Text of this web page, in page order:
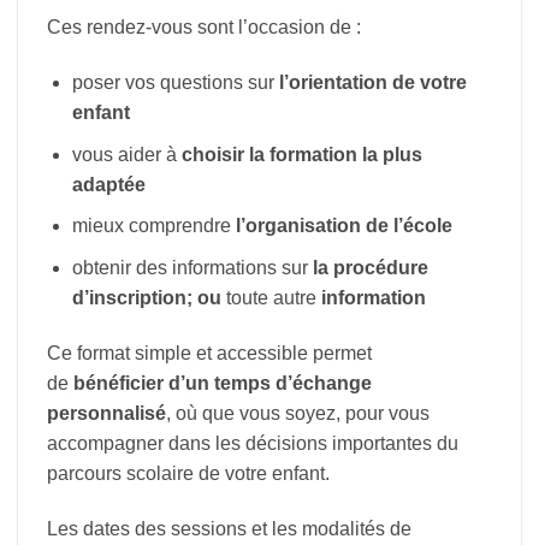
Ces rendez-vous sont l’occasion de :
poser vos questions sur l’orientation de votre
enfant
vous aider à choisir la formation la plus
adaptée
mieux comprendre l’organisation de l’école
obtenir des informations sur la procédure
d’inscription; ou toute autre information
Ce format simple et accessible permet
de bénéficier d’un temps d’échange
personnalisé, où que vous soyez, pour vous
accompagner dans les décisions importantes du
parcours scolaire de votre enfant.
Les dates des sessions et les modalités de